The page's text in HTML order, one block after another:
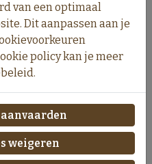
van een optimaal
Dit aanpassen aan je
policy kan je meer
weigeren